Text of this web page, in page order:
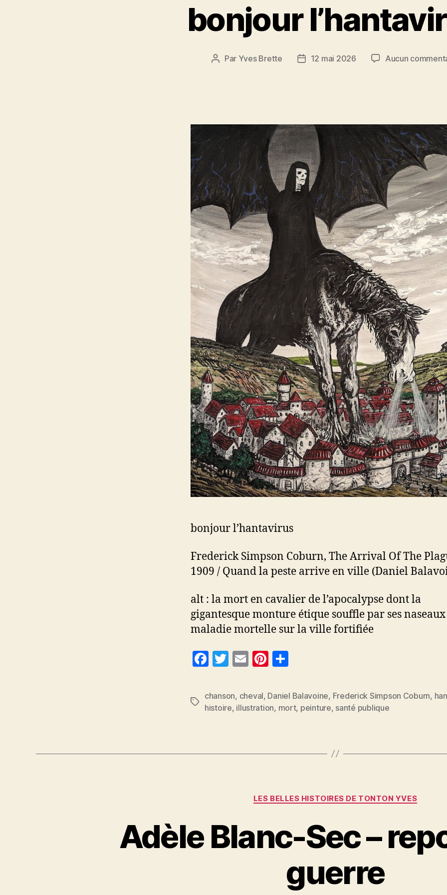
bonjour
Auteur
Par Yves Brette
Date12 mai 2026 Aucun
bonjour l’hantavirus
Frederick Simpson Coburn, The Arrival Of The
1909 / Quand la peste arrive en ville (Daniel
alt : la mort en cavalier de l’apocalypse dont la
gigantesque monture étique souffle par ses
maladie mortelle sur la ville fortifiée
F
c
e
o
T
itt
er
E
ai
l
Pi
er
es
rt
a
Étiquettes
chanson, cheval, Daniel Balavoine, Frederick Simpson Coburn,
histoire, illustration, mort, peinture, santé publique
Catégories
LES BELLES HISTOIRES DE TONTON YVES
Adèle Blanc-Sec –
guerre